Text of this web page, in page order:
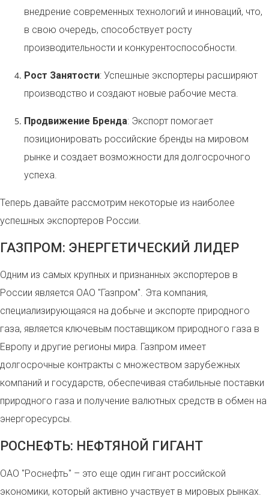
внедрение современных технологий и инноваций, что,
в свою очередь, способствует росту
производительности и конкурентоспособности.
Рост Занятости: Успешные экспортеры расширяют
производство и создают новые рабочие места.
Продвижение Бренда: Экспорт помогает
позиционировать российские бренды на мировом
рынке и создает возможности для долгосрочного
успеха.
Теперь давайте рассмотрим некоторые из наиболее
успешных экспортеров России.
ГАЗПРОМ: ЭНЕРГЕТИЧЕСКИЙ ЛИДЕР
Одним из самых крупных и признанных экспортеров в
России является ОАО "Газпром". Эта компания,
специализирующаяся на добыче и экспорте природного
газа, является ключевым поставщиком природного газа в
Европу и другие регионы мира. Газпром имеет
долгосрочные контракты с множеством зарубежных
компаний и государств, обеспечивая стабильные поставки
природного газа и получение валютных средств в обмен на
энергоресурсы.
РОСНЕФТЬ: НЕФТЯНОЙ ГИГАНТ
ОАО "Роснефть" – это еще один гигант российской
экономики, который активно участвует в мировых рынках.